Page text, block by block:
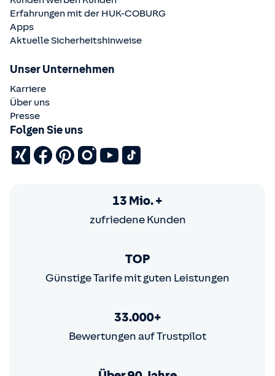
Erfahrungen mit der HUK-COBURG
Apps
Aktuelle Sicherheitshinweise
Unser Unternehmen
Karriere
Über uns
Presse
Folgen Sie uns
13 Mio. +
zufriedene Kunden
TOP
Günstige Tarife mit guten Leistungen
33.000+
Bewertungen auf Trustpilot